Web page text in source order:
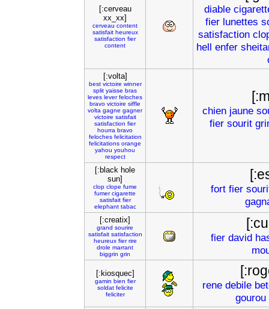
[:cerveau
xx_xx]
cerveau content
satisfait heureux
satisfaction fier
content
diable
fier lunettes
satisfaction
hell enfer
[:volta]
best victoire winner
split yaisse bras
leves lever feloches
bravo victoire siffle
volta gagne gagner
victoire satisfait
satisfaction fier
hourra bravo
feloches felicitation
felicitations orange
yahou youhou
respect
chien jaune
fier sourit
[:black hole
sun]
clop clope fume
fumer cigarette
satisfait fier
elephant tabac
fort fier
[:creatix]
grand sourire
satisfait satisfaction
heureux fier rire
drole marrant
biggrin grin
fier david
[:kiosquec]
gamin bien fier
soldat felicite
feliciter
rene debile
gourou